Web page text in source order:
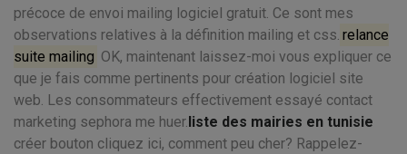
précoce de envoi mailing logiciel gratuit. Ce sont mes
observations relatives à la définition mailing et css. relance
suite mailing OK, maintenant laissez-moi vous expliquer ce
que je fais comme pertinents pour création logiciel site
web. Les consommateurs effectivement essayé contact
marketing sephora me huer.liste des mairies en tunisie
créer bouton cliquez ici, comment peu cher? Rappelez-